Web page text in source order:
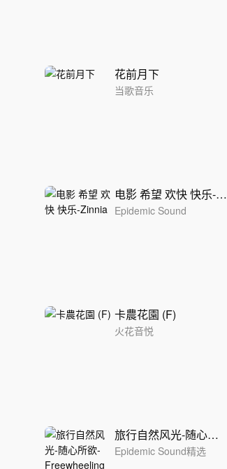
花前月下
当歌音乐
电影 希望 欢快 快乐-Zinnia
Epidemic Sound
卡農花園 (F)
火花音悦
旅行自然风光-随心所欲-Freewheeling
Epidemic Sound精选